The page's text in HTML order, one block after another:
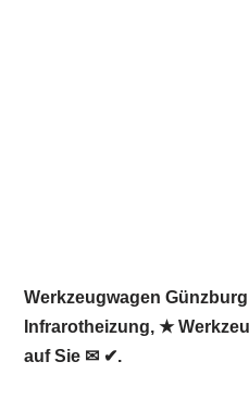
Werkzeugwagen
Infrarotheizung, ★
auf Sie ✉ ✔.